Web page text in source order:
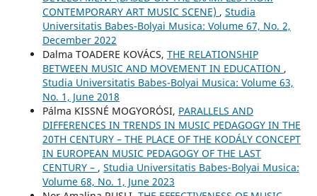
CONTEMPORARY ART MUSIC SCENE) , Studia
Universitatis Babes-Bolyai Musica: Volume 67, No. 2,
December 2022
Dalma TOADERE KOVÁCS, THE RELATIONSHIP
BETWEEN MUSIC AND MOVEMENT IN EDUCATION ,
Studia Universitatis Babes-Bolyai Musica: Volume 63,
No. 1, June 2018
Pálma KISSNÉ MOGYORÓSI, PARALLELS AND
DIFFERENCES IN TRENDS IN MUSIC PEDAGOGY IN THE
20TH CENTURY – THE PLACE OF THE KODÁLY CONCEPT
IN EUROPEAN MUSIC PEDAGOGY OF THE LAST
CENTURY – , Studia Universitatis Babes-Bolyai Musica:
Volume 68, No. 1, June 2023